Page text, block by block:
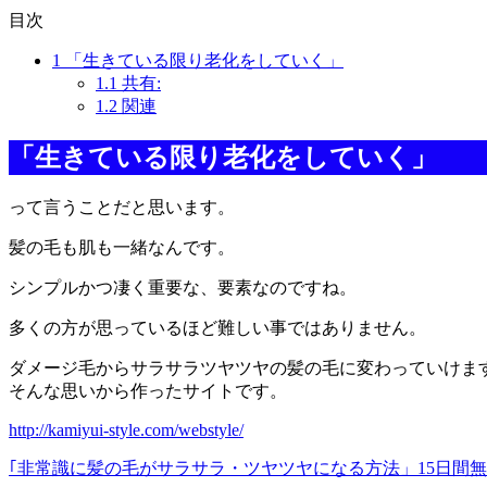
目次
1
「生きている限り老化をしていく」
1.1 共有:
1.2 関連
「生きている限り老化をしていく」
って言うことだと思います。
髪の毛も肌も一緒なんです。
シンプルかつ凄く重要な、要素なのですね。
多くの方が思っているほど難しい事ではありません。
ダメージ毛からサラサラツヤツヤの髪の毛に変わっていけま
そんな思いから作ったサイトです。
http://kamiyui-style.com/webstyle/
｢非常識に髪の毛がサラサラ・ツヤツヤになる方法」15日間